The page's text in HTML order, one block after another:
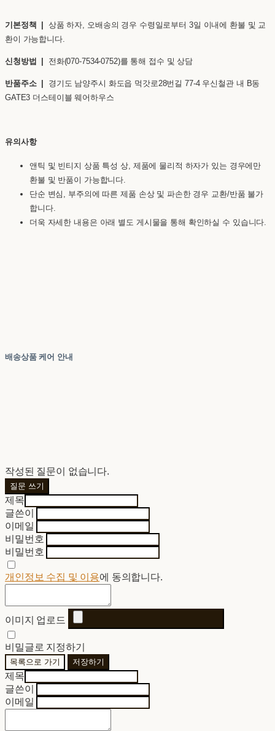
기본정책 | 상품 하자, 오배송의 경우 수령일로부터 3일 이내에 환불 및 교
환이 가능합니다.
신청방법 | 전화(070-7534-0752)를 통해 접수 및 상담
반품주소 | 경기도 남양주시 화도읍 먹갓로28번길 77-4 우신철관 내 B동
GATE3 더스테이블 웨어하우스
유의사항
앤틱 및 빈티지 상품 특성 상, 제품에 물리적 하자가 있는 경우에만
환불 및 반품이 가능합니다.
단순 변심, 부주의에 따른 제품 손상 및 파손한 경우 교환/반품 불가
합니다.
더욱 자세한 내용은 아래 별도 게시물을 통해 확인하실 수 있습니다.
배송상품 케어 안내
작성된 질문이 없습니다.
질문 쓰기
제목
글쓴이
이메일
비밀번호
비밀번호
개인정보 수집 및 이용에 동의합니다.
이미지 업로드
비밀글로 지정하기
목록으로 가기 저장하기
제목
글쓴이
이메일